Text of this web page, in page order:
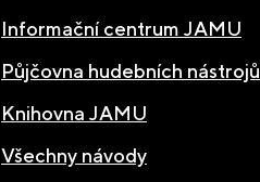
Informační centrum JAMU
Půjčovna hudebních nástrojů
Knihovna JAMU
Všechny návody